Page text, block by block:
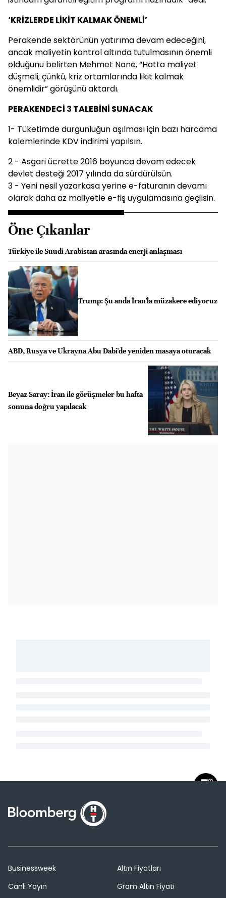
‘KRİZLERDE LİKİT KALMAK ÖNEMLİ’
Perakende sektörünün yatırıma devam edeceğini,
ancak maliyetin kontrol altında tutulmasının önemli
olduğunu belirten Mehmet Nane, “Hatta maliyet
düşmeli; çünkü, kriz ortamlarında likit kalmak
önemlidir” görüşünü aktardı.
PERAKENDECİ 3 TALEBİNİ SUNACAK
1- Tüketimde durgunluğun aşılması için bazı harcama
kalemlerinde KDV indirimi yapılsın.
2 - Asgari ücrette 2016 boyunca devam edecek
devlet desteği 2017 yılında da sürdürülsün.
3 - Yeni nesil yazarkasa yerine e-faturanın devamı
olarak daha az maliyetle e-fiş uygulamasına geçilsin.
Öne Çıkanlar
Türkiye ile Suudi Arabistan arasında enerji anlaşması
Trump: Şu anda İran'la müzakere ediyoruz
ABD, Rusya ve Ukrayna Abu Dabi'de yeniden masaya oturacak
Beyaz Saray: İran ile görüşmeler bu hafta
sonuna doğru yapılacak
Businessweek
Canlı Yayın
Altın Fiyatları
Gram Altın Fiyatı